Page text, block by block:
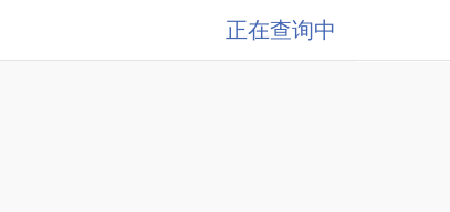
正在查询中